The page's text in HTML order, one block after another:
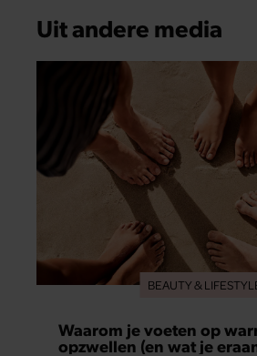
Uit andere media
BEAUTY &
Waarom je voeten op
opzwellen (en wat je